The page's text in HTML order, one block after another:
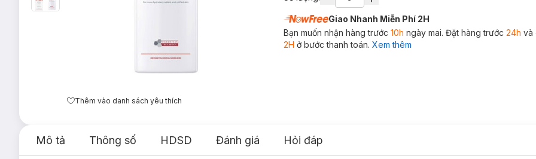
Thêm vào danh sách yêu thích
Giao Nhanh Miễn Phí 2H
Bạn muốn nhận hàng trước 10h ngày mai. Đặt hàng trước 24h và
2H ở bước thanh toán. Xem thêm
Mô tả Thông số HDSD Đánh giá Hỏi đáp